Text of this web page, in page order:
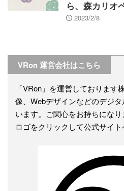
ら、森カリオ
2023/2/8
VRon 運営会社はこちら
「VRon」を運営しております
像、Webデザインなどのデジ
います。ご関心をお持ちにな
ロゴをクリックして公式サイト